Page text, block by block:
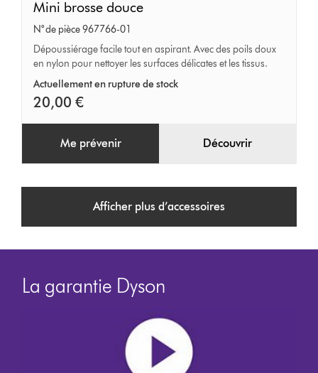
Mini
brosse
douce
Mini brosse douce
N° de pièce 967766-01
Dépoussiérage facile tout en aspirant. Avec des poils doux
en nylon pour nettoyer les surfaces délicates et les tissus.
Actuellement en rupture de stock
20,00 €
Me prévenir Découvrir
Afficher plus d’accessoires
La garantie Dyson